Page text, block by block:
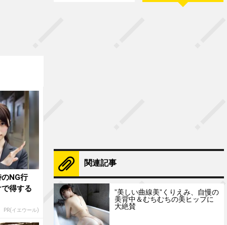
NG行
得する
PR(イエウール)
関連記事
”美しい曲線美”くりえみ、自慢の
美背中＆むちむちの美ヒップに
大絶賛